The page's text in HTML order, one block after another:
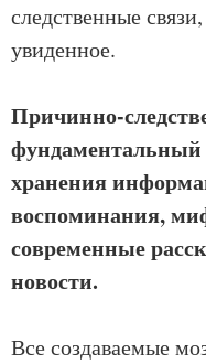
следственные
увиденное.
Причинно-
фундаментальный
хранения
воспоминания,
современные
новости.
Все создаваемые